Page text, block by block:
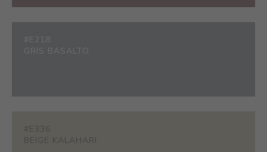
#E218
GRIS BASALTO
#E336
BEIGE KALAHARI